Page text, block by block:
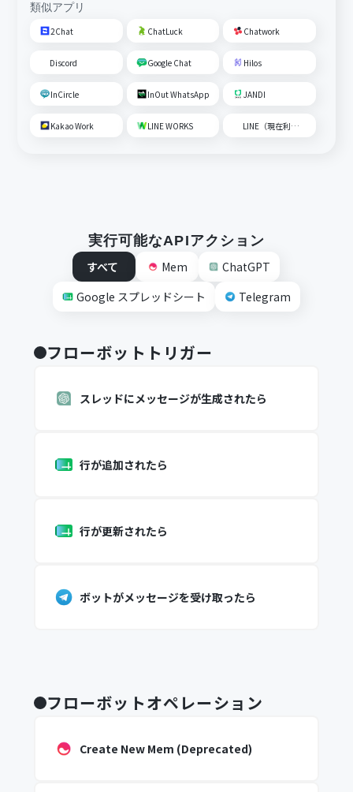
類似アプリ
2Chat ChatLuck Chatwork
Discord Google Chat Hilos
InCircle InOut WhatsApp JANDI
Kakao Work LINE WORKS LINE（現在利用不可）
実行可能なAPIアクション
すべて
Mem
ChatGPT
Google スプレッドシート
Telegram
フローボットトリガー
スレッドにメッセージが生成されたら
行が追加されたら
行が更新されたら
ボットがメッセージを受け取ったら
フローボットオペレーション
Create New Mem (Deprecated)